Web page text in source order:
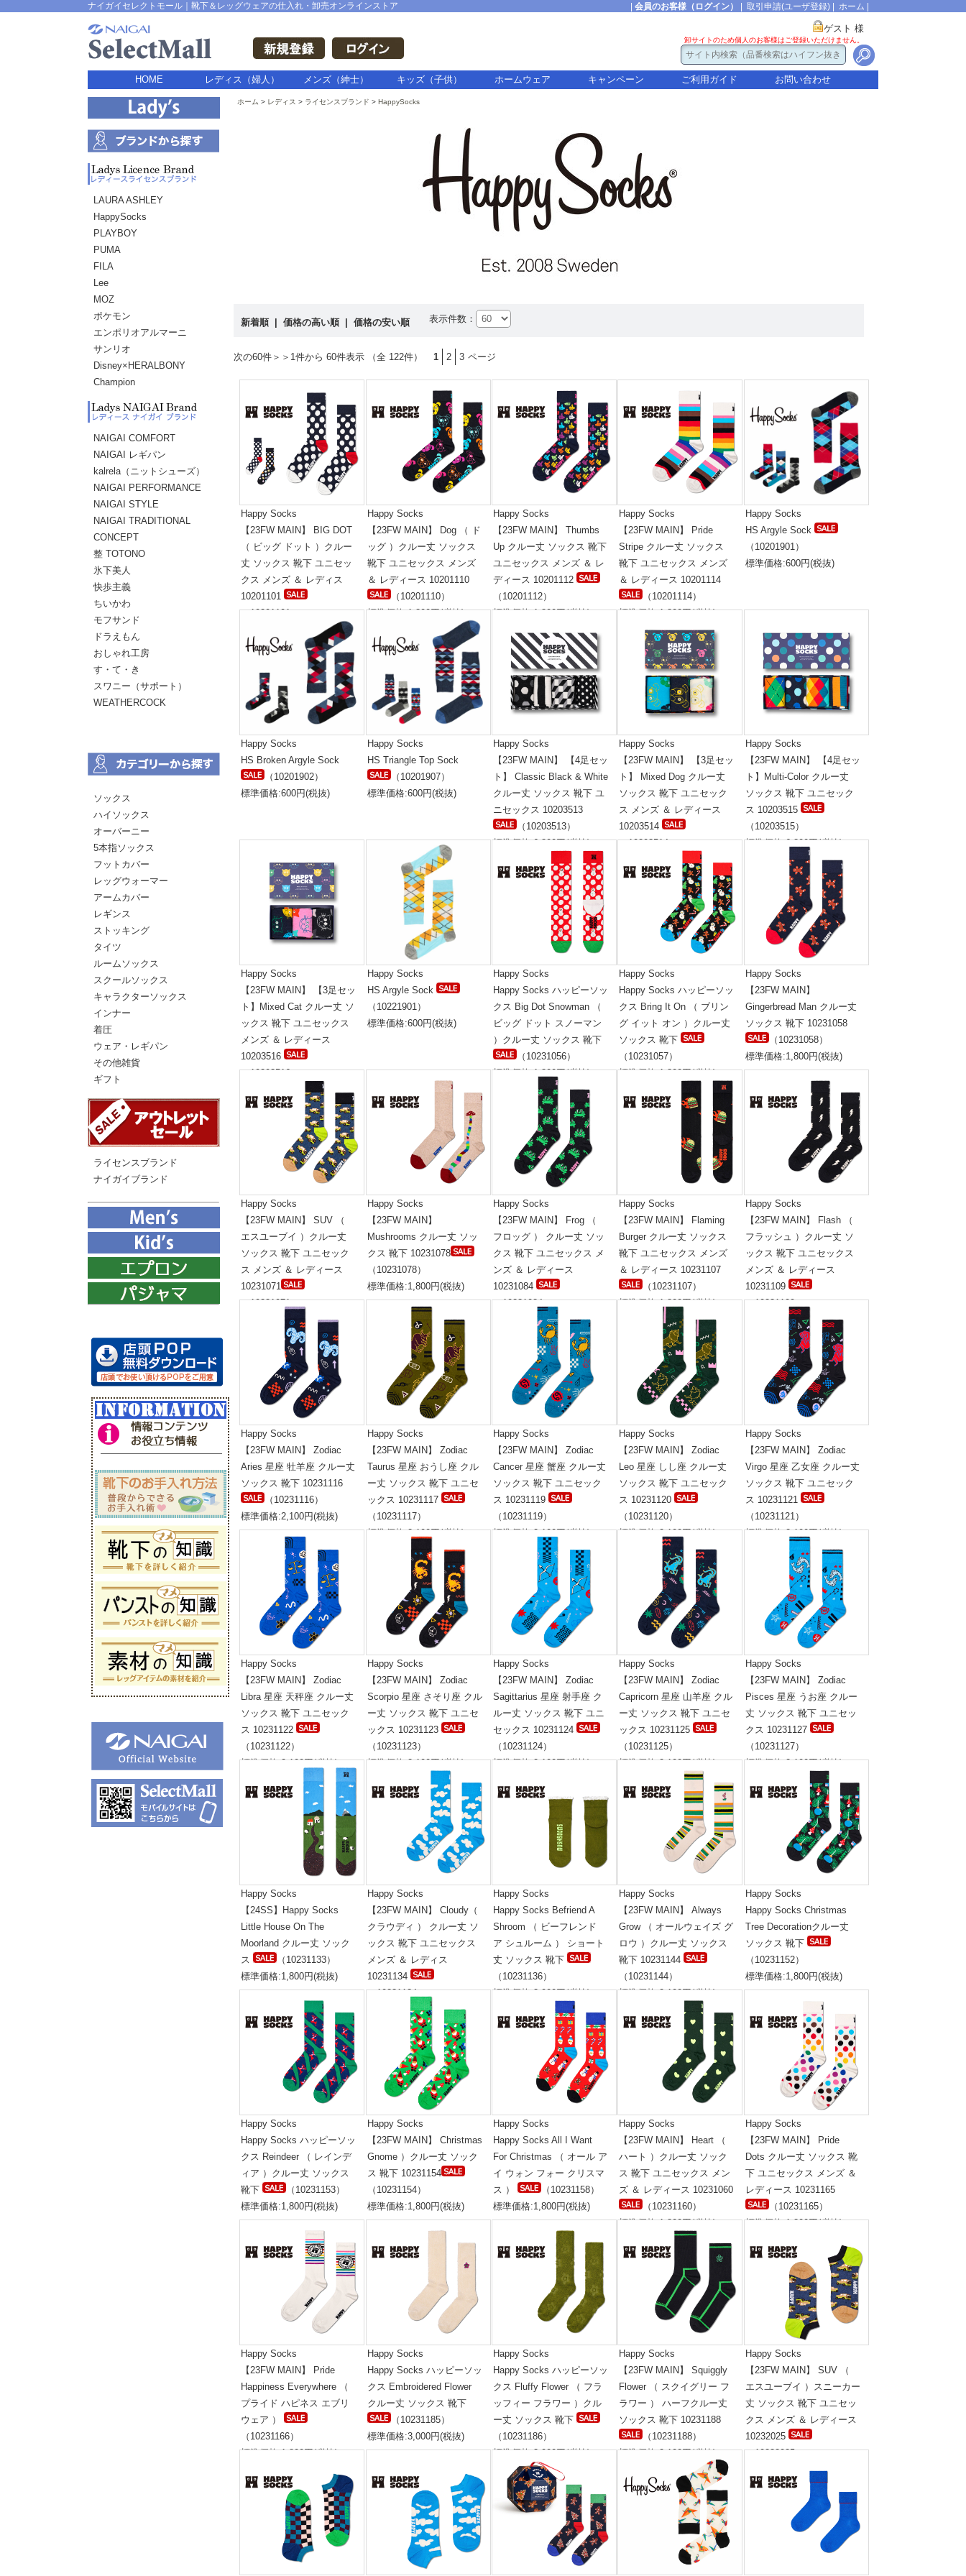
ナイガイセレクトモール｜靴下＆レッグウェアの仕入れ・卸売オンラインストア 会員のお客様（ログイン） 取引申請(ユーザ登録) ホーム
ゲスト 様
卸サイトのため個人のお客様はご登録いただけません。
HOME レディス（婦人） メンズ（紳士） キッズ（子供） ホームウェア キャンペーン ご利用ガイド お問い合わせ
LAURA ASHLEY
HappySocks
PLAYBOY
PUMA
FILA
Lee
MOZ
ポケモン
エンポリオアルマーニ
サンリオ
Disney×HERALBONY
Champion
NAIGAI COMFORT
NAIGAI レギパン
kalrela（ニットシューズ）
NAIGAI PERFORMANCE
NAIGAI STYLE
NAIGAI TRADITIONAL
CONCEPT
整 TOTONO
氷下美人
快歩主義
ちいかわ
モフサンド
ドラえもん
おしゃれ工房
す・て・き
スワニー（サポート）
WEATHERCOCK
ソックス
ハイソックス
オーバーニー
5本指ソックス
フットカバー
レッグウォーマー
アームカバー
レギンス
ストッキング
タイツ
ルームソックス
スクールソックス
キャラクターソックス
インナー
着圧
ウェア・レギパン
その他雑貨
ギフト
ライセンスブランド
ナイガイブランド
ホーム レディス ライセンスブランド HappySocks
新着順 |価格の高い順 |価格の安い順 表示件数：
次の60件＞＞ 1件から 60件表示 （全 122件） 1 2 3 ページ
Happy Socks
【23FW MAIN】 BIG DOT
（ ビッグ ドット ）クルー
丈 ソックス 靴下 ユニセッ
クス メンズ ＆ レディス
10201101
（10201101）
標準価格:1,800円(税抜)
Happy Socks
【23FW MAIN】 Dog （ ド
ッグ ）クルー丈 ソックス
靴下 ユニセックス メンズ
＆ レディース 10201110
（10201110）
標準価格:1,800円(税抜)
Happy Socks
【23FW MAIN】 Thumbs
Up クルー丈 ソックス 靴下
ユニセックス メンズ ＆ レ
ディース 10201112
（10201112）
標準価格:1,800円(税抜)
Happy Socks
【23FW MAIN】 Pride
Stripe クルー丈 ソックス
靴下 ユニセックス メンズ
＆ レディース 10201114
（10201114）
標準価格:1,800円(税抜)
Happy Socks
HS Argyle Sock
（10201901）
標準価格:600円(税抜)
Happy Socks
HS Broken Argyle Sock
（10201902）
標準価格:600円(税抜)
Happy Socks
HS Triangle Top Sock
（10201907）
標準価格:600円(税抜)
Happy Socks
【23FW MAIN】 【4足セッ
ト】 Classic Black & White
クルー丈 ソックス 靴下 ユ
ニセックス 10203513
（10203513）
標準価格:6,800円(税抜)
Happy Socks
【23FW MAIN】 【3足セッ
ト】 Mixed Dog クルー丈
ソックス 靴下 ユニセック
ス メンズ ＆ レディース
10203514
（10203514）
標準価格:5,300円(税抜)
Happy Socks
【23FW MAIN】 【4足セッ
ト】Multi-Color クルー丈
ソックス 靴下 ユニセック
ス 10203515
（10203515）
標準価格:6,800円(税抜)
Happy Socks
【23FW MAIN】 【3足セッ
ト】Mixed Cat クルー丈 ソ
ックス 靴下 ユニセックス
メンズ ＆ レディース
10203516
（10203516）
標準価格:5,300円(税抜)
Happy Socks
HS Argyle Sock
（10221901）
標準価格:600円(税抜)
Happy Socks
Happy Socks ハッピーソッ
クス Big Dot Snowman （
ビッグ ドット スノーマン
）クルー丈 ソックス 靴下
（10231056）
標準価格:1,800円(税抜)
Happy Socks
Happy Socks ハッピーソッ
クス Bring It On （ ブリン
グ イット オン ）クルー丈
ソックス 靴下
（10231057）
標準価格:1,800円(税抜)
Happy Socks
【23FW MAIN】
Gingerbread Man クルー丈
ソックス 靴下 10231058
（10231058）
標準価格:1,800円(税抜)
Happy Socks
【23FW MAIN】 SUV （
エスユーブイ ）クルー丈
ソックス 靴下 ユニセック
ス メンズ ＆ レディース
10231071
（10231071）
標準価格:1,800円(税抜)
Happy Socks
【23FW MAIN】
Mushrooms クルー丈 ソッ
クス 靴下 10231078
（10231078）
標準価格:1,800円(税抜)
Happy Socks
【23FW MAIN】 Frog （
フロッグ ） クルー丈 ソッ
クス 靴下 ユニセックス メ
ンズ ＆ レディース
10231084
（10231084）
標準価格:1,800円(税抜)
Happy Socks
【23FW MAIN】 Flaming
Burger クルー丈 ソックス
靴下 ユニセックス メンズ
＆ レディース 10231107
（10231107）
標準価格:1,800円(税抜)
Happy Socks
【23FW MAIN】 Flash （
フラッシュ ）クルー丈 ソ
ックス 靴下 ユニセックス
メンズ ＆ レディース
10231109
（10231109）
標準価格:1,800円(税抜)
Happy Socks
【23FW MAIN】 Zodiac
Aries 星座 牡羊座 クルー丈
ソックス 靴下 10231116
（10231116）
標準価格:2,100円(税抜)
Happy Socks
【23FW MAIN】 Zodiac
Taurus 星座 おうし座 クル
ー丈 ソックス 靴下 ユニセ
ックス 10231117
（10231117）
標準価格:2,100円(税抜)
Happy Socks
【23FW MAIN】 Zodiac
Cancer 星座 蟹座 クルー丈
ソックス 靴下 ユニセック
ス 10231119
（10231119）
標準価格:2,100円(税抜)
Happy Socks
【23FW MAIN】 Zodiac
Leo 星座 しし座 クルー丈
ソックス 靴下 ユニセック
ス 10231120
（10231120）
標準価格:2,100円(税抜)
Happy Socks
【23FW MAIN】 Zodiac
Virgo 星座 乙女座 クルー丈
ソックス 靴下 ユニセック
ス 10231121
（10231121）
標準価格:2,100円(税抜)
Happy Socks
【23FW MAIN】 Zodiac
Libra 星座 天秤座 クルー丈
ソックス 靴下 ユニセック
ス 10231122
（10231122）
標準価格:2,100円(税抜)
Happy Socks
【23FW MAIN】 Zodiac
Scorpio 星座 さそり座 クル
ー丈 ソックス 靴下 ユニセ
ックス 10231123
（10231123）
標準価格:2,100円(税抜)
Happy Socks
【23FW MAIN】 Zodiac
Sagittarius 星座 射手座 ク
ルー丈 ソックス 靴下 ユニ
セックス 10231124
（10231124）
標準価格:2,100円(税抜)
Happy Socks
【23FW MAIN】 Zodiac
Capricorn 星座 山羊座 クル
ー丈 ソックス 靴下 ユニセ
ックス 10231125
（10231125）
標準価格:2,100円(税抜)
Happy Socks
【23FW MAIN】 Zodiac
Pisces 星座 うお座 クルー
丈 ソックス 靴下 ユニセッ
クス 10231127
（10231127）
標準価格:2,100円(税抜)
Happy Socks
【24SS】Happy Socks
Little House On The
Moorland クルー丈 ソック
ス
（10231133）
標準価格:1,800円(税抜)
Happy Socks
【23FW MAIN】 Cloudy（
クラウディ ） クルー丈 ソ
ックス 靴下 ユニセックス
メンズ ＆ レディス
10231134
（10231134）
標準価格:1,800円(税抜)
Happy Socks
Happy Socks Befriend A
Shroom （ ビーフレンド
ア シュルーム ） ショート
丈 ソックス 靴下
（10231136）
標準価格:3,000円(税抜)
Happy Socks
【23FW MAIN】 Always
Grow （ オールウェイズ グ
ロウ ）クルー丈 ソックス
靴下 10231144
（10231144）
標準価格:2,100円(税抜)
Happy Socks
Happy Socks Christmas
Tree Decorationクルー丈
ソックス 靴下
（10231152）
標準価格:1,800円(税抜)
Happy Socks
Happy Socks ハッピーソッ
クス Reindeer （ レインデ
ィア ）クルー丈 ソックス
靴下
（10231153）
標準価格:1,800円(税抜)
Happy Socks
【23FW MAIN】 Christmas
Gnome ）クルー丈 ソック
ス 靴下 10231154
（10231154）
標準価格:1,800円(税抜)
Happy Socks
Happy Socks All I Want
For Christmas （ オール ア
イ ウォン フォー クリスマ
ス ）
（10231158）
標準価格:1,800円(税抜)
Happy Socks
【23FW MAIN】 Heart （
ハート ）クルー丈 ソック
ス 靴下 ユニセックス メン
ズ ＆ レディース 10231060
（10231160）
標準価格:1,800円(税抜)
Happy Socks
【23FW MAIN】 Pride
Dots クルー丈 ソックス 靴
下 ユニセックス メンズ ＆
レディース 10231165
（10231165）
標準価格:1,800円(税抜)
Happy Socks
【23FW MAIN】 Pride
Happiness Everywhere （
プライド ハピネス エブリ
ウェア ）
（10231166）
標準価格:1,800円(税抜)
Happy Socks
Happy Socks ハッピーソッ
クス Embroidered Flower
クルー丈 ソックス 靴下
（10231185）
標準価格:3,000円(税抜)
Happy Socks
Happy Socks ハッピーソッ
クス Fluffy Flower （ フラ
ッフィー フラワー ）クル
ー丈 ソックス 靴下
（10231186）
標準価格:3,000円(税抜)
Happy Socks
【23FW MAIN】 Squiggly
Flower （ スクイグリー フ
ラワー ） ハーフクルー丈
ソックス 靴下 10231188
（10231188）
標準価格:2,100円(税抜)
Happy Socks
【23FW MAIN】 SUV （
エスユーブイ ）スニーカー
丈 ソックス 靴下 ユニセッ
クス メンズ ＆ レディース
10232025
（10232025）
標準価格:1,400円(税抜)